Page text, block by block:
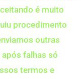
é muito
procedimento
outras
falhas só
termos e